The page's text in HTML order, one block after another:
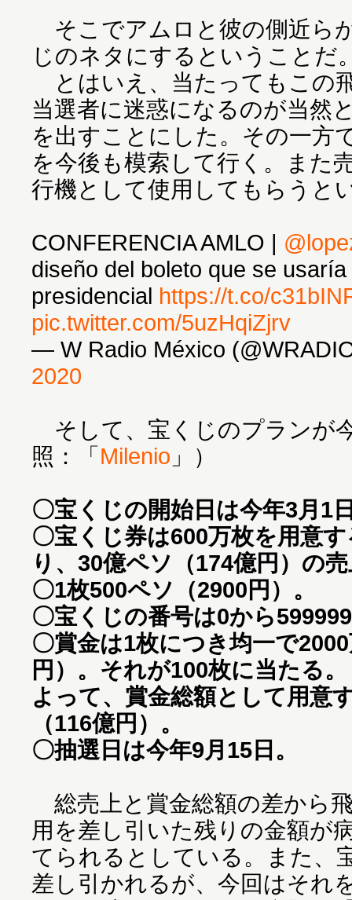
そこでアムロと彼の側近ら
じのネタにするということだ
とはいえ、当たってもこの
当選者に迷惑になるのが当然
を出すことにした。その一方
を今後も模索して行く。また
行機として使用してもらうと
CONFERENCIA AMLO |
diseño del boleto que se
presidencial https://t.co/
pic.twitter.com/5uzHqiZjrv
— W Radio México
2020
そして、宝くじのプランが
照：「Milenio 」）
〇宝くじの開始日は今年3月1
〇宝くじ券は600万枚を用意
り、30億ペソ（174億円）の
〇1枚500ペソ（2900円）。
〇宝くじの番号は0から
〇賞金は1枚につき均一で
円）。それが100枚に当たる。
よって、賞金総額として用意
（116億円）。
〇抽選日は今年9月15日。
総売上と賞金総額の差から
用を差し引いた残りの金額が
てられるとしている。また、
差し引かれるが、今回はそれ